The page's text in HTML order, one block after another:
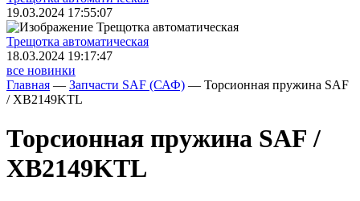
19.03.2024 17:55:07
Трещoтка автоматическая
18.03.2024 19:17:47
все новинки
Главная — Запчасти SAF (САФ) — Торсионная пружина SAF
/ XB2149KTL
Торсионная пружина SAF /
XB2149KTL